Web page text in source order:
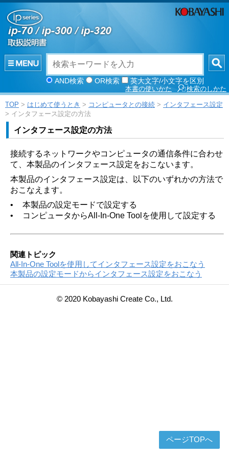
AND検索 OR検索 英大文字/小文字を区別
検索のしかた
本書の使いかた
TOP > はじめて使うとき > コンピュータとの接続 > インタフェース設定
> インタフェース設定の方法
インタフェース設定の方法
接続するネットワークやコンピュータの通信条件に合わせ
て、本製品のインタフェース設定をおこないます。
本製品のインタフェース設定は、以下のいずれかの方法で
おこなえます。
•
本製品の設定モードで設定する
•
コンピュータからAll-In-One Toolを使用して設定する
関連トピック
All-In-One Toolを使用してインタフェース設定をおこなう
本製品の設定モードからインタフェース設定をおこなう
ページTOPへ
© 2020 Kobayashi Create Co., Ltd.